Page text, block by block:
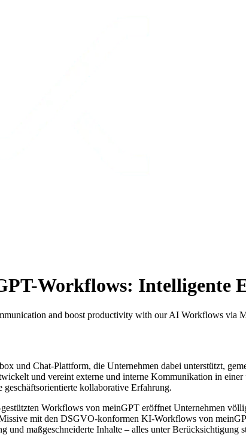
Workflows:
and boost productivity with our AI Workflows via
und Chat-Plattform, die Unternehmen dabei unterstützt,
und vereint externe und interne Kommunikation in
kollaborative Erfahrung.
Workflows von meinGPT eröffnet Unternehmen
mit den DSGVO-konformen KI-Workflows von
und maßgeschneiderte Inhalte – alles unter Berücksichtigung